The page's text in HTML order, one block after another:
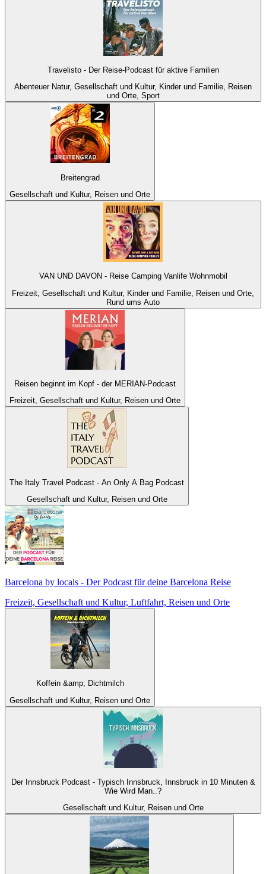
Travelisto - Der Reise-Podcast für aktive Familien
Abenteuer Natur, Gesellschaft und Kultur, Kinder und Familie, Reisen
und Orte, Sport
Breitengrad
Gesellschaft und Kultur, Reisen und Orte
VAN UND DAVON - Reise Camping Vanlife Wohnmobil
Freizeit, Gesellschaft und Kultur, Kinder und Familie, Reisen und Orte,
Rund ums Auto
Reisen beginnt im Kopf - der MERIAN-Podcast
Freizeit, Gesellschaft und Kultur, Reisen und Orte
The Italy Travel Podcast - An Only A Bag Podcast
Gesellschaft und Kultur, Reisen und Orte
Barcelona by locals - Der Podcast für deine Barcelona Reise
Freizeit, Gesellschaft und Kultur, Luftfahrt, Reisen und Orte
Koffein &amp; Dichtmilch
Gesellschaft und Kultur, Reisen und Orte
Der Innsbruck Podcast - Typisch Innsbruck, Innsbruck in 10 Minuten &
Wie Wird Man..?
Gesellschaft und Kultur, Reisen und Orte